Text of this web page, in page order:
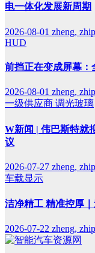
电一体化发展新周期
2026-08-01 zheng,
HUD
前挡正在变成屏幕
2026-08-01 zheng,
一级供应商 调光玻璃
W新闻 | 伟巴斯特就
议
2026-07-27 zheng,
车载显示
洁净精工 精准控厚
2026-07-22 zheng,